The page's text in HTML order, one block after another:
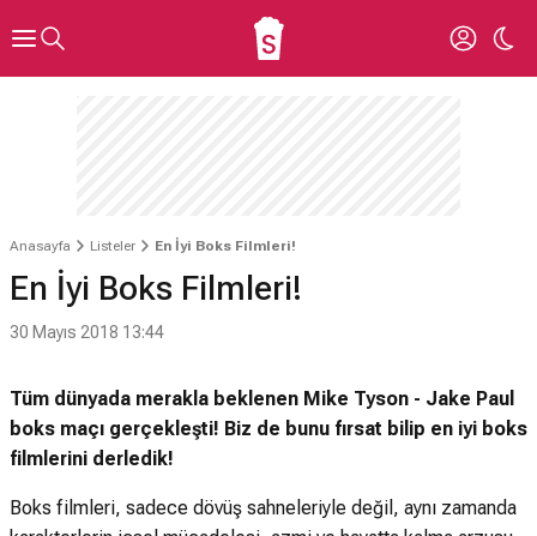
Anasayfa Listeler En İyi Boks Filmleri!
En İyi Boks Filmleri!
30 Mayıs 2018 13:44
Tüm dünyada merakla beklenen Mike Tyson - Jake Paul
boks maçı gerçekleşti! Biz de bunu fırsat bilip en iyi boks
filmlerini derledik!
Boks filmleri, sadece dövüş sahneleriyle değil, aynı zamanda